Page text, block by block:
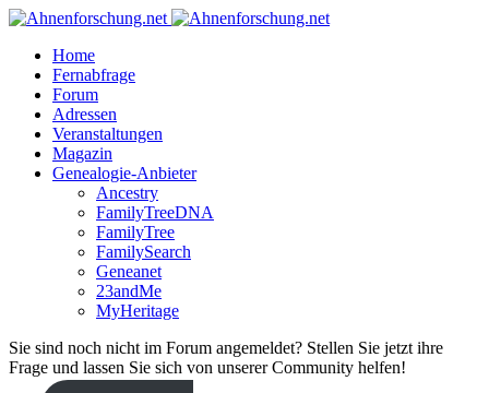
Home
Fernabfrage
Forum
Adressen
Veranstaltungen
Magazin
Genealogie-Anbieter
Ancestry
FamilyTreeDNA
FamilyTree
FamilySearch
Geneanet
23andMe
MyHeritage
Sie sind noch nicht im Forum angemeldet? Stellen Sie jetzt ihre
Frage und lassen Sie sich von unserer Community helfen!